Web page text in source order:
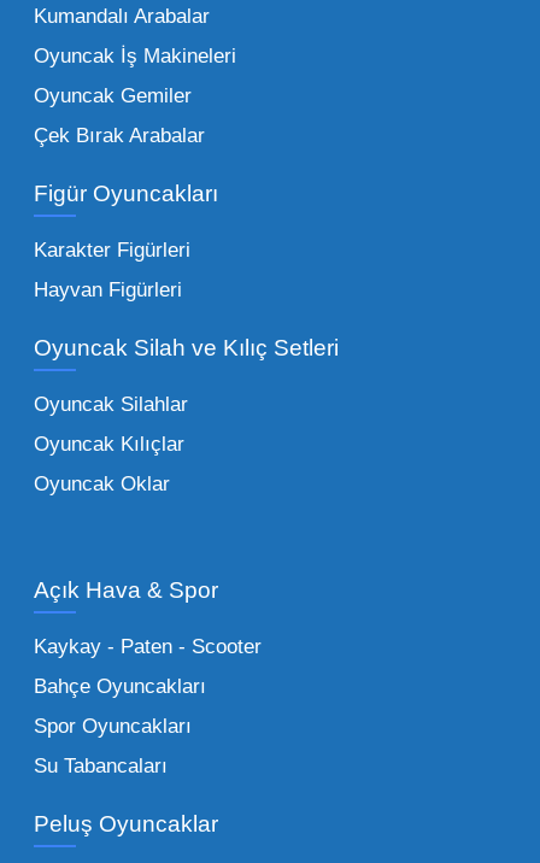
Oyuncak bünyesinde öne çıkan ve en çok
tercih edilen kategorilerimiz:
Peluş Oyuncaklar:
vazgeçilmezi olan yumuşak dokulu sevilen
seçeneklerimizi keşfederek koleksiyonunuza
en sevilen karakterleri ekleyebilirsiniz.
Eğitici Setler:
tarafından tercih edilentoptan eğitici
ebeveynlerin son yıllarda en çok satın aldığı
ürün grupları arasında yer almaktadır.
Oyuncak Araçlar:
stok imkanımızla sunulmaktadır.
Küçük Oyuncaklar:
sağlayan toptan küçük oyuncaklar, bakkallar,
Bu kategorideki küçük oyuncaklar toptan
alımlarda çok düşük maliyetlerle yüksek
adetli stok yapmanıza olanak tanır. Özellikle
sürpriz paketler ve figürler, çocukların
Kumandalı Arabalar
Oyuncak İş Makineleri
Oyuncak Gemiler
Çek Bırak Arabalar
Figür Oyuncakları
Karakter Figürleri
Hayvan Figürleri
Oyuncak Silah ve Kılıç Setleri
Oyuncak Silahlar
Oyuncak Kılıçlar
Oyuncak Oklar
Açık Hava & Spor
Kaykay - Paten - Scooter
Bahçe Oyuncakları
Spor Oyuncakları
Su Tabancaları
Peluş Oyuncaklar